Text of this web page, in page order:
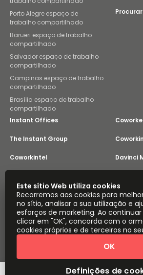
Porto Alegre espaço de
trabalho compartilhado
Barueri espaço de trabalho
compartilhado
Salvador espaço de trabalho
compartilhado
Campinas espaço de trabalho
compartilhado
Brasília espaço de trabalho
compartilhado
Instant Offices
The Instant Group
Coworkintel Davinci
Yta
Parte do
Instant Group
Mapa do sítio Termos
Privacidade
Declaração sobre a escravatura
Sobre
Copyright © 2026 Easy Offices.
reservados.
Este sítio Web utiliza cookies
Recorremos aos cookies para
no sítio, analisar a sua utilização e
esforços de marketing. Ao
clicar em "OK", concorda com o
cookies próprios e de terceiros no
Definições de
OK